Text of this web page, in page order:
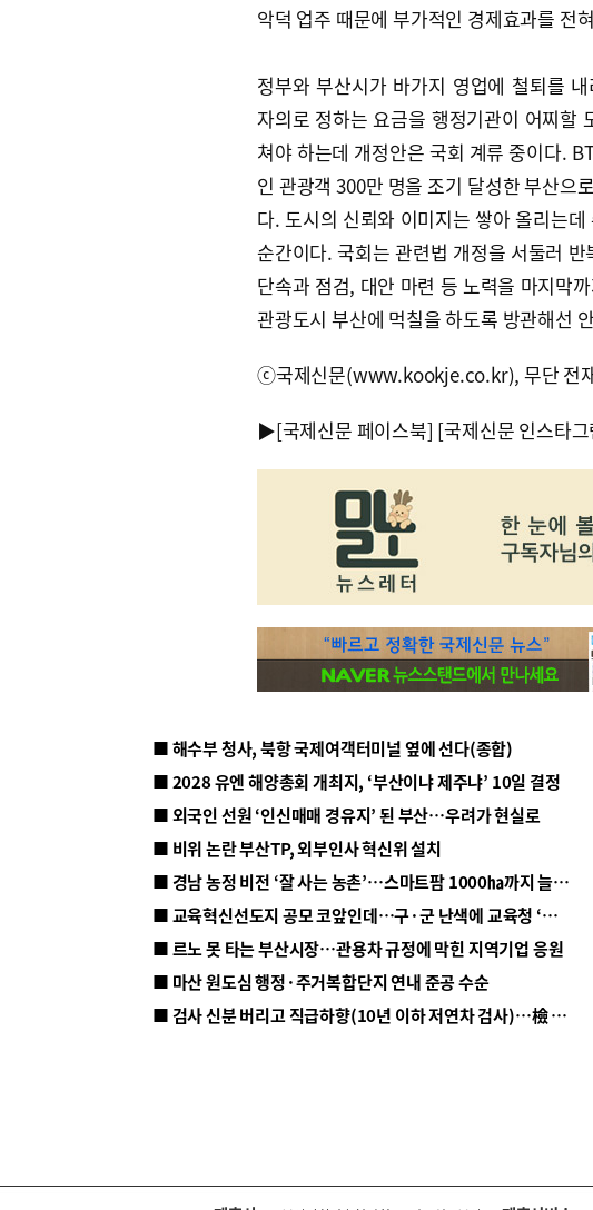
악덕 업주 때문에 부가적인 경제효과를 전
정부와 부산시가 바가지 영업에 철퇴를
자의로 정하는 요금을 행정기관이 어찌할
쳐야 하는데 개정안은 국회 계류 중이다.
인 관광객 300만 명을 조기 달성한 부산으
다. 도시의 신뢰와 이미지는 쌓아 올리는
순간이다. 국회는 관련법 개정을 서둘러
단속과 점검, 대안 마련 등 노력을 마지막
관광도시 부산에 먹칠을 하도록 방관해선
ⓒ국제신문(www.kookje.co.kr), 무단 전
▶[국제신문 페이스북] [국제신문 인스타
■ 해수부 청사, 북항 국제여객터미널 옆에 선다(종합)
■ 2028 유엔 해양총회 개최지, ‘부산이냐 제주냐’ 10일 결정
■ 외국인 선원 ‘인신매매 경유지’ 된 부산…우려가 현실로
■ 비위 논란 부산TP, 외부인사 혁신위 설치
■ 경남 농정 비전 ‘잘 사는 농촌’…스마트팜 1000㏊까지 늘린다
■ 교육혁신선도지 공모 코앞인데…구·군 난색에 교육청 ‘쩔쩔’
■ 르노 못 타는 부산시장…관용차 규정에 막힌 지역기업 응원
■ 마산 원도심 행정·주거복합단지 연내 준공 수순
■ 검사 신분 버리고 직급하향(10년 이하 저연차 검사)…檢 중수청행 기피